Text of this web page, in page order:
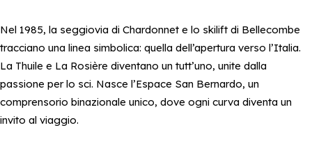
Nel 1985, la seggiovia di Chardonnet e lo skilift di Bellecombe
tracciano una linea simbolica: quella dell’apertura verso l’Italia.
La Thuile e La Rosière diventano un tutt’uno, unite dalla
passione per lo sci. Nasce l’Espace San Bernardo, un
comprensorio binazionale unico, dove ogni curva diventa un
invito al viaggio.